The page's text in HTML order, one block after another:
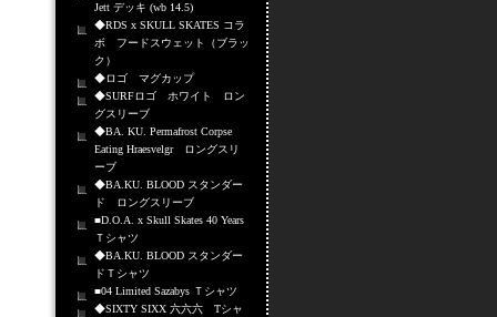
Jett デッキ (wb 14.5)
◆RDS x SKULL SKATES コラ
ボ フードスウェット（ブラッ
ク）
◆ロゴ マグカップ
◆SURFロゴ ホワイト ロン
グスリーブ
◆BA. KU. Permafrost Corpse
Eating Hraesvelgr ロングスリ
ーブ
◆BA.KU. BLOOD スタンダー
ド ロングスリーブ
■D.O.A. x Skull Skates 40 Years
Ｔシャツ
◆BA.KU. BLOOD スタンダー
ドＴシャツ
■04 Limited Sazabys Ｔシャツ
◆SIXTY SIXX 六六六 Tシャ